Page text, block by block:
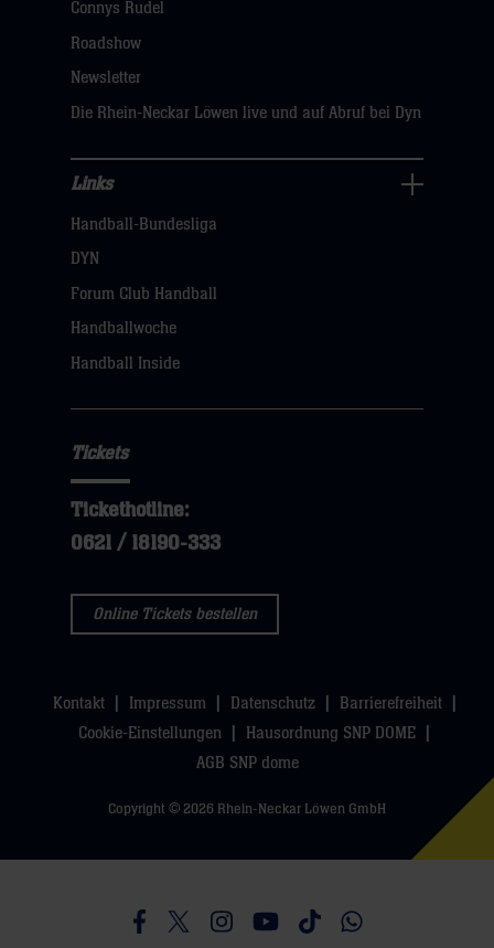
hier
Connys Rudel
Roadshow
Newsletter
Die Rhein-Neckar Löwen live und auf Abruf bei Dyn
Navigation
öffnen,
dann
klicken
Links
Handball-Bundesliga
DYN
Forum Club Handball
Handballwoche
Handball Inside
Tickets
Tickethotline:
0621 / 18190-333
Online Tickets bestellen
Kontakt Impressum Datenschutz
Barrierefreiheit
Cookie-Einstellungen
Hausordnung SNP DOME
AGB SNP dome
Copyright © 2026 Rhein-Neckar Löwen GmbH
Besucht uns auf Facebook
Besucht uns auf Twitter
Besucht uns auf Instagram
Besucht uns auf Youtube
Besucht uns auf
Besucht uns auf